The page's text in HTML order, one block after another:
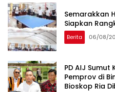
Semarakkan
Siapkan
Berita 06/08/
PD AIJ
Pemprov di
Bioskop Ria